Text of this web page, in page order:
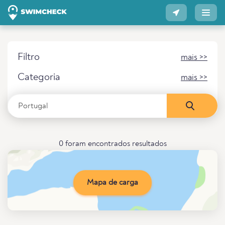
Filtro mais >>
Categoria mais >>
0 foram encontrados resultados
Mapa de carga